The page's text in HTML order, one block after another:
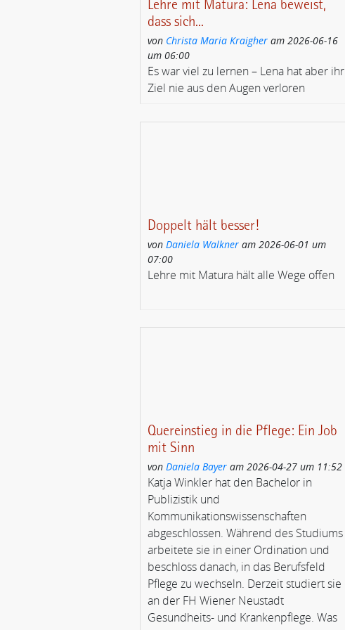
Lehre mit Matura: Lena beweist,
dass sich...
von Christa Maria Kraigheram 2026-06-16
um 06:00
Es war viel zu lernen – Lena hat aber ihr
Ziel nie aus den Augen verloren
Doppelt hält besser!
von Daniela Walkneram 2026-06-01 um
07:00
Lehre mit Matura hält alle Wege offen
Quereinstieg in die Pflege: Ein Job
mit Sinn
von Daniela Bayeram 2026-04-27 um 11:52
Katja Winkler hat den Bachelor in
Publizistik und
Kommunikationswissenschaften
abgeschlossen. Während des Studiums
arbeitete sie in einer Ordination und
beschloss danach, in das Berufsfeld
Pflege zu wechseln. Derzeit studiert sie
an der FH Wiener Neustadt
Gesundheits- und Krankenpflege. Was